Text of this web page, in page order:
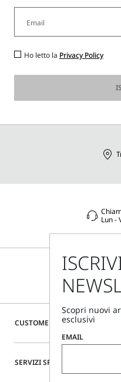
Ho letto la Privacy Policy
CUSTOMER CARE
SERVIZI SPECIALI
Lun -
Scopri nuovi
esclusivi
EMAIL